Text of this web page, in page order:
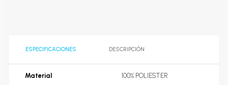
ESPECIFICACIONES DESCRIPCIÓN
Material 100% POLIESTER